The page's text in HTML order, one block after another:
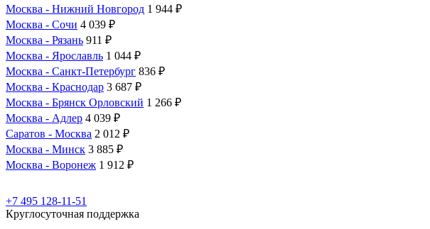
Москва - Нижний Новгород 1 944 ₽
Москва - Сочи 4 039 ₽
Москва - Рязань 911 ₽
Москва - Ярославль 1 044 ₽
Москва - Санкт-Петербург 836 ₽
Москва - Краснодар 3 687 ₽
Москва - Брянск Орловский 1 266 ₽
Москва - Адлер 4 039 ₽
Саратов - Москва 2 012 ₽
Москва - Минск 3 885 ₽
Москва - Воронеж 1 912 ₽
+7 495 128-11-51
Круглосуточная поддержка